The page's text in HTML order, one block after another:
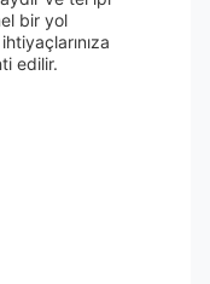
bir yol
edilir.